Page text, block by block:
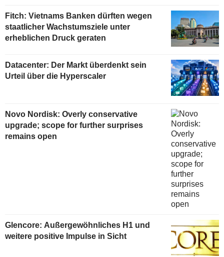
Fitch: Vietnams Banken dürften wegen
staatlicher Wachstumsziele unter
erheblichen Druck geraten
Datacenter: Der Markt überdenkt sein
Urteil über die Hyperscaler
Novo Nordisk: Overly conservative
upgrade; scope for further surprises
remains open
Glencore: Außergewöhnliches H1 und
weitere positive Impulse in Sicht